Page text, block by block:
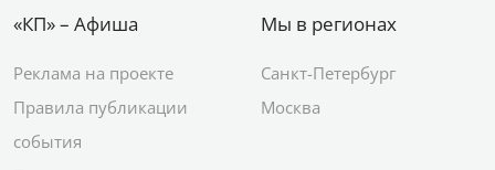
«КП» – Афиша
Реклама на проекте
Правила публикации
события
Мы в регионах
Санкт-Петербург
Москва